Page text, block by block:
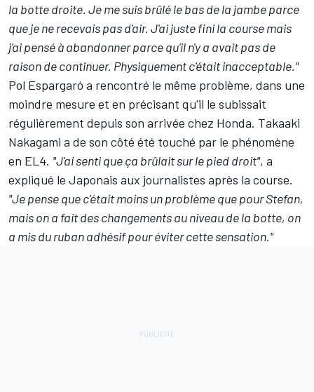
la botte droite. Je me suis brûlé le bas de la jambe parce
que je ne recevais pas d'air. J'ai juste fini la course mais
j'ai pensé à abandonner parce qu'il n'y a avait pas de
raison de continuer. Physiquement c'était inacceptable."
Pol Espargaró a rencontré le même problème, dans une
moindre mesure et en précisant qu'il le subissait
régulièrement depuis son arrivée chez Honda. Takaaki
Nakagami a de son côté été touché par le phénomène
en EL4. "J'ai senti que ça brûlait sur le pied droit", a
expliqué le Japonais aux journalistes après la course.
"Je pense que c'était moins un problème que pour Stefan,
mais on a fait des changements au niveau de la botte, on
a mis du ruban adhésif pour éviter cette sensation."